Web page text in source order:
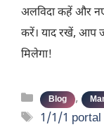
अलविदा कहें और
करें। याद रखें, आप
मिलेगा!
Categories
Blog ,
Tags
1/1/1 portal